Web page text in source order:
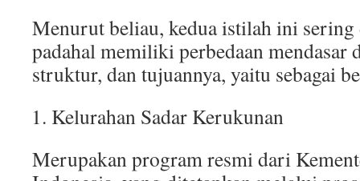
Menurut beliau, kedua istilah ini sering
padahal memiliki perbedaan mendasar
struktur, dan tujuannya, yaitu sebagai
Kelurahan Sadar Kerukunan
Merupakan program resmi dari